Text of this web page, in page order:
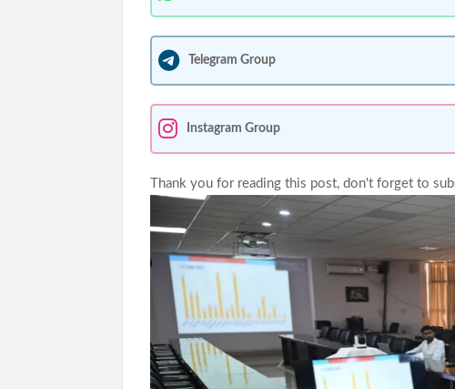
Telegram Group
Instagram Group
Thank you for reading this post, don't forget to